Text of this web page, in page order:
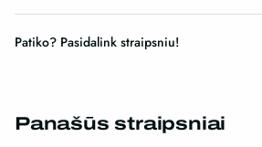
Patiko? Pasidalink straipsniu!
Panašūs straipsniai